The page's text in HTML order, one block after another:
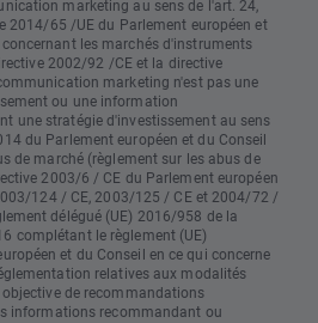
marketing au sens de l'art. 24,
2014/65 /UE du Parlement européen et
les marchés d'instruments
2002/92 /CE et la directive
marketing n'est pas une
ou une information
une stratégie d'investissement au sens
du Parlement européen et du Conseil
de marché (règlement sur les abus de
2003/6 / CE du Parlement européen
124 / CE, 2003/125 / CE et 2004/72 /
délégué (UE) 2016/958 de la
complétant le règlement (UE)
et du Conseil en ce qui concerne
relatives aux modalités
de recommandations
informations recommandant ou